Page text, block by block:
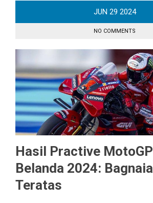
JUN 29 2024
NO COMMENTS
Hasil Practive MotoGP
Belanda 2024: Bagnaia
Teratas